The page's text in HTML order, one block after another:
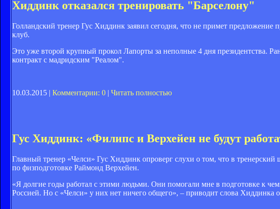
Хиддинк отказался тренировать "Барселону"
Голландский тренер Гус Хиддинк заявил сегодня, что не примет
клуб.
Это уже второй крупный прокол Лапорты за неполные 4 дня президентства.
контракт с мадридским "Реалом".
10.03.2015 | Комментарии: 0 | Читать полностью
Гус Хиддинк: «Филипс и Верхейен не будут
Главный тренер «Челси» Гус Хиддинк опроверг слухи о том, что в
по физподготовке Раймонд Верхейен.
«Я долгие годы работал с этими людьми. Они помогали мне в подготовке к
Россией. Но с «Челси» у них нет ничего общего», – приводит слова Хиддинка